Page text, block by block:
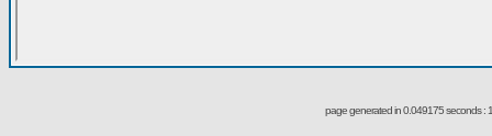
page generated in 0.049175 seconds :